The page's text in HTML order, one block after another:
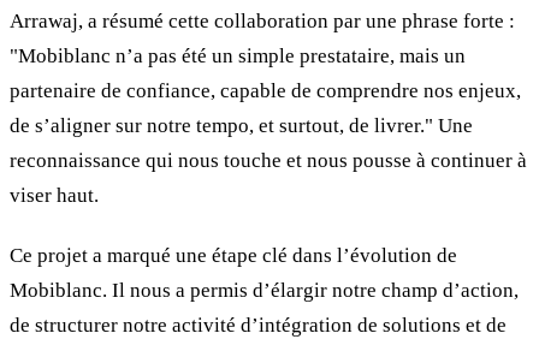
Arrawaj, a résumé cette collaboration par une phrase forte :
"Mobiblanc n’a pas été un simple prestataire, mais un
partenaire de confiance, capable de comprendre nos enjeux,
de s’aligner sur notre tempo, et surtout, de livrer." Une
reconnaissance qui nous touche et nous pousse à continuer à
viser haut.
Ce projet a marqué une étape clé dans l’évolution de
Mobiblanc. Il nous a permis d’élargir notre champ d’action,
de structurer notre activité d’intégration de solutions et de